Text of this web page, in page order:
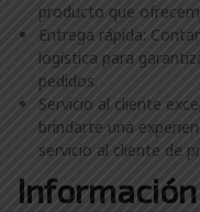
producto que
Entrega rápida:
logística para
pedidos.
Servicio al cliente
brindarte una
servicio al cliente de